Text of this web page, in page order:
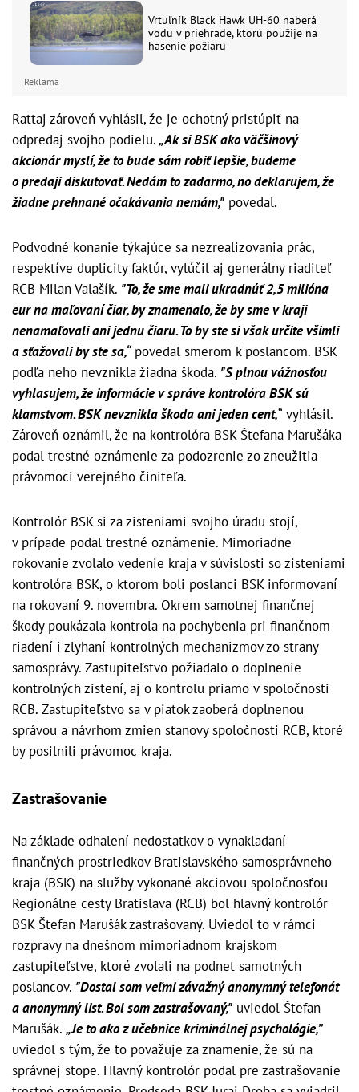
Vrtuľník Black Hawk UH-60 naberá
vodu v priehrade, ktorú použije na
hasenie požiaru
Reklama
Rattaj zároveň vyhlásil, že je ochotný pristúpiť na
odpredaj svojho podielu.„Ak si BSK ako väčšinový
akcionár myslí, že to bude sám robiť lepšie, budeme
o predaji diskutovať. Nedám to zadarmo, no deklarujem, že
žiadne prehnané očakávania nemám," povedal.
Podvodné konanie týkajúce sa nezrealizovania prác,
respektíve duplicity faktúr, vylúčil aj generálny riaditeľ
RCB Milan Valašík. "To, že sme mali ukradnúť 2,5 milióna
eur na maľovaní čiar, by znamenalo, že by sme v kraji
nenamaľovali ani jednu čiaru. To by ste si však určite všimli
a sťažovali by ste sa,“povedal smerom k poslancom. BSK
podľa neho nevznikla žiadna škoda. "S plnou vážnosťou
vyhlasujem, že informácie v správe kontrolóra BSK sú
klamstvom. BSK nevznikla škoda ani jeden cent,“ vyhlásil.
Zároveň oznámil, že na kontrolóra BSK Štefana Marušáka
podal trestné oznámenie za podozrenie zo zneužitia
právomoci verejného činiteľa.
Kontrolór BSK si za zisteniami svojho úradu stojí,
v prípade podal trestné oznámenie. Mimoriadne
rokovanie zvolalo vedenie kraja v súvislosti so zisteniami
kontrolóra BSK, o ktorom boli poslanci BSK informovaní
na rokovaní 9. novembra. Okrem samotnej finančnej
škody poukázala kontrola na pochybenia pri finančnom
riadení i zlyhaní kontrolných mechanizmov zo strany
samosprávy. Zastupiteľstvo požiadalo o doplnenie
kontrolných zistení, aj o kontrolu priamo v spoločnosti
RCB. Zastupiteľstvo sa v piatok zaoberá doplnenou
správou a návrhom zmien stanovy spoločnosti RCB, ktoré
by posilnili právomoc kraja.
Zastrašovanie
Na základe odhalení nedostatkov o vynakladaní
finančných prostriedkov Bratislavského samosprávneho
kraja (BSK) na služby vykonané akciovou spoločnosťou
Regionálne cesty Bratislava (RCB) bol hlavný kontrolór
BSK Štefan Marušák zastrašovaný. Uviedol to v rámci
rozpravy na dnešnom mimoriadnom krajskom
zastupiteľstve, ktoré zvolali na podnet samotných
poslancov. "Dostal som veľmi závažný anonymný telefonát
a anonymný list. Bol som zastrašovaný," uviedol Štefan
Marušák. „Je to ako z učebnice kriminálnej psychológie,”
uviedol s tým, že to považuje za znamenie, že sú na
správnej stope. Hlavný kontrolór podal pre zastrašovanie